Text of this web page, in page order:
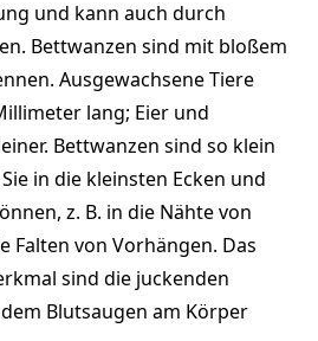
und kann auch durch
Bettwanzen sind mit bloßem
Ausgewachsene Tiere
lang; Eier und
Bettwanzen sind so klein
in die kleinsten Ecken und
z. B. in die Nähte von
Falten von Vorhängen. Das
sind die juckenden
Blutsaugen am Körper